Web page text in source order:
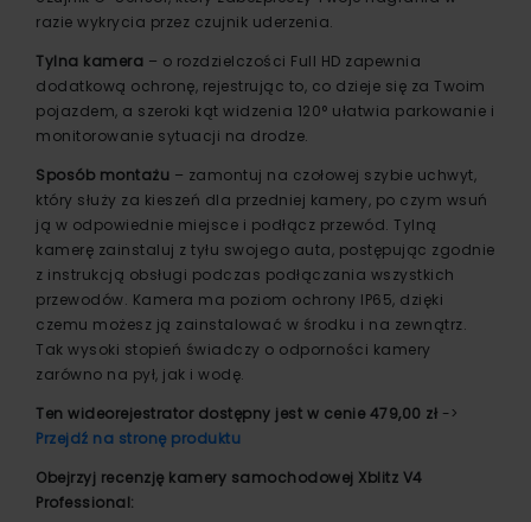
razie wykrycia przez czujnik uderzenia.
Tylna kamera – o rozdzielczości Full HD zapewnia
dodatkową ochronę, rejestrując to, co dzieje się za Twoim
pojazdem, a szeroki kąt widzenia 120° ułatwia parkowanie i
monitorowanie sytuacji na drodze.
Sposób montażu – zamontuj na czołowej szybie uchwyt,
który służy za kieszeń dla przedniej kamery, po czym wsuń
ją w odpowiednie miejsce i podłącz przewód. Tylną
kamerę zainstaluj z tyłu swojego auta, postępując zgodnie
z instrukcją obsługi podczas podłączania wszystkich
przewodów. Kamera ma poziom ochrony IP65, dzięki
czemu możesz ją zainstalować w środku i na zewnątrz.
Tak wysoki stopień świadczy o odporności kamery
zarówno na pył, jak i wodę.
Ten wideorejestrator dostępny jest w cenie 479,00 zł ->
Przejdź na stronę produktu
Obejrzyj recenzję kamery samochodowej Xblitz V4
Professional: